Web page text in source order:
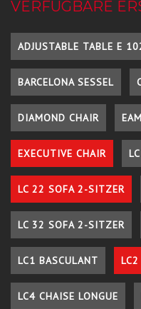
VERFÜGBARE
ADJUSTABLE TABLE E
BARCELONA SESSEL
DIAMOND CHAIR
EXECUTIVE CHAIR
LC 22 SOFA 2-SITZER
LC 32 SOFA 2-SITZER
LC1 BASCULANT LC2
LC4 CHAISE LONGUE